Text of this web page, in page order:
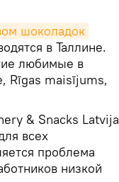
шоколадок
в Таллине.
любимые в
Rīgas maisījums,
& Snacks Latvija
всех
проблема
низкой